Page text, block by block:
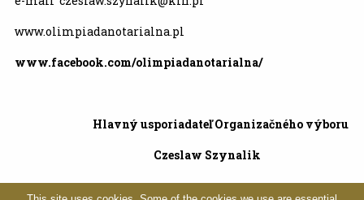
www.olimpiadanotarialna.pl
www.facebook.com/olimpiadanotarialna/
Hlavný usporiadateľ Organizačného výboru
Czeslaw Szynalik